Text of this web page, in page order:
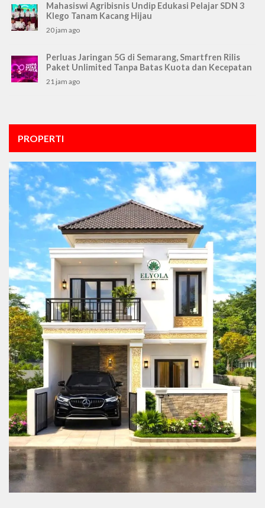
Mahasiswi Agribisnis Undip Edukasi Pelajar SDN 3
Klego Tanam Kacang Hijau
20 jam ago
Perluas Jaringan 5G di Semarang, Smartfren Rilis
Paket Unlimited Tanpa Batas Kuota dan Kecepatan
21 jam ago
PROPERTI